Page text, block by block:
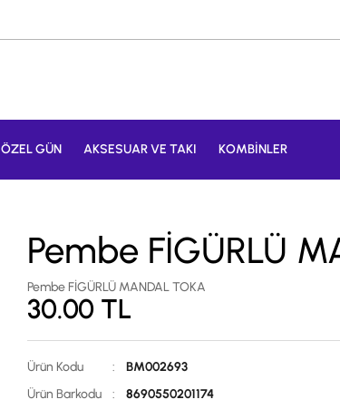
ÖZEL GÜN AKSESUAR VE TAKI KOMBİNLER
Pembe FİGÜRLÜ
Pembe FİGÜRLÜ MANDAL TOKA
30.00 TL
Ürün Kodu :
BM002693
Ürün Barkodu
: 8690550201174